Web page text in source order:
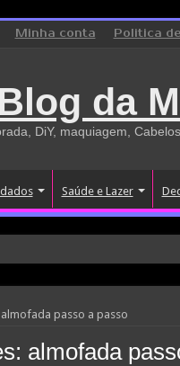
Minha conta Politica
da
DiY, maquiagem,
Saúde e Lazer
almofada passo a passo
almofada